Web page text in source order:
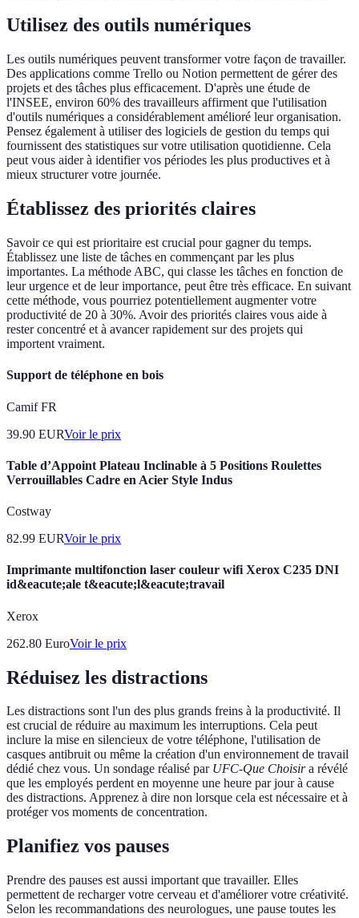
Utilisez des outils numériques
Les outils numériques peuvent transformer votre façon de travailler.
Des applications comme Trello ou Notion permettent de gérer des
projets et des tâches plus efficacement. D'après une étude de
l'INSEE, environ 60% des travailleurs affirment que l'utilisation
d'outils numériques a considérablement amélioré leur organisation.
Pensez également à utiliser des logiciels de gestion du temps qui
fournissent des statistiques sur votre utilisation quotidienne. Cela
peut vous aider à identifier vos périodes les plus productives et à
mieux structurer votre journée.
Établissez des priorités claires
Savoir ce qui est prioritaire est crucial pour gagner du temps.
Établissez une liste de tâches en commençant par les plus
importantes. La méthode ABC, qui classe les tâches en fonction de
leur urgence et de leur importance, peut être très efficace. En suivant
cette méthode, vous pourriez potentiellement augmenter votre
productivité de 20 à 30%. Avoir des priorités claires vous aide à
rester concentré et à avancer rapidement sur des projets qui
importent vraiment.
Support de téléphone en bois
Camif FR
39.90 EURVoir le prix
Table d’Appoint Plateau Inclinable à 5 Positions Roulettes
Verrouillables Cadre en Acier Style Indus
Costway
82.99 EURVoir le prix
Imprimante multifonction laser couleur wifi Xerox C235 DNI
id&eacute;ale t&eacute;l&eacute;travail
Xerox
262.80 EuroVoir le prix
Réduisez les distractions
Les distractions sont l'un des plus grands freins à la productivité. Il
est crucial de réduire au maximum les interruptions. Cela peut
inclure la mise en silencieux de votre téléphone, l'utilisation de
casques antibruit ou même la création d'un environnement de travail
dédié chez vous. Un sondage réalisé par UFC-Que Choisira révélé
que les employés perdent en moyenne une heure par jour à cause
des distractions. Apprenez à dire non lorsque cela est nécessaire et à
protéger vos moments de concentration.
Planifiez vos pauses
Prendre des pauses est aussi important que travailler. Elles
permettent de recharger votre cerveau et d'améliorer votre créativité.
Selon les recommandations des neurologues, une pause toutes les